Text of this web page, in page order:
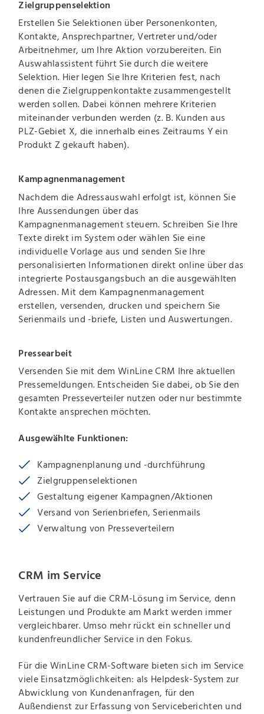
Zielgruppenselektion
Erstellen Sie Selektionen über Personenkonten,
Kontakte, Ansprechpartner, Vertreter und/oder
Arbeitnehmer, um Ihre Aktion vorzubereiten. Ein
Auswahlassistent führt Sie durch die weitere
Selektion. Hier legen Sie Ihre Kriterien fest, nach
denen die Zielgruppenkontakte zusammengestellt
werden sollen. Dabei können mehrere Kriterien
miteinander verbunden werden (z. B. Kunden aus
PLZ-Gebiet X, die innerhalb eines Zeitraums Y ein
Produkt Z gekauft haben).
Kampagnenmanagement
Nachdem die Adressauswahl erfolgt ist, können Sie
Ihre Aussendungen über das
Kampagnenmanagement steuern. Schreiben Sie Ihre
Texte direkt im System oder wählen Sie eine
individuelle Vorlage aus und senden Sie Ihre
personalisierten Informationen direkt online über das
integrierte Postausgangsbuch an die ausgewählten
Adressen. Mit dem Kampagnenmanagement
erstellen, versenden, drucken und speichern Sie
Serienmails und -briefe, Listen und Auswertungen.
Pressearbeit
Versenden Sie mit dem WinLine CRM Ihre aktuellen
Pressemeldungen. Entscheiden Sie dabei, ob Sie den
gesamten Presseverteiler nutzen oder nur bestimmte
Kontakte ansprechen möchten.
Ausgewählte Funktionen:
Kampagnenplanung und -durchführung
Zielgruppenselektionen
Gestaltung eigener Kampagnen/Aktionen
Versand von Serienbriefen, Serienmails
Verwaltung von Presseverteilern
CRM im Service
Vertrauen Sie auf die CRM-Lösung im Service, denn
Leistungen und Produkte am Markt werden immer
vergleichbarer. Umso mehr rückt ein schneller und
kundenfreundlicher Service in den Fokus.
Für die WinLine CRM-Software bieten sich im Service
viele Einsatzmöglichkeiten: als Helpdesk-System zur
Abwicklung von Kundenanfragen, für den
Außendienst zur Erfassung von Serviceberichten und